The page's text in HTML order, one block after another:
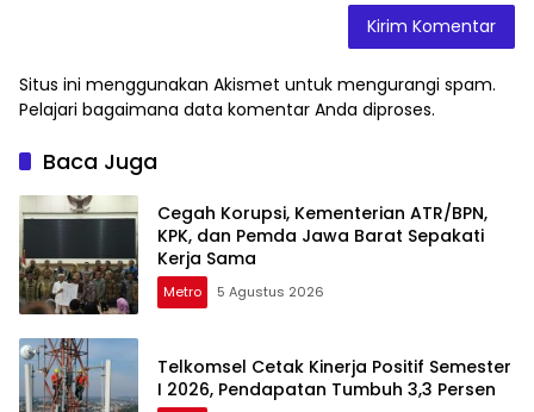
Situs ini menggunakan Akismet untuk mengurangi spam.
Pelajari bagaimana data komentar Anda diproses.
Baca Juga
Cegah Korupsi, Kementerian ATR/BPN,
KPK, dan Pemda Jawa Barat Sepakati
Kerja Sama
Metro 5 Agustus 2026
Telkomsel Cetak Kinerja Positif Semester
I 2026, Pendapatan Tumbuh 3,3 Persen